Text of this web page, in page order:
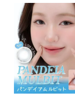
医療機器承認
番号
製造販売元
販売元
納期目安